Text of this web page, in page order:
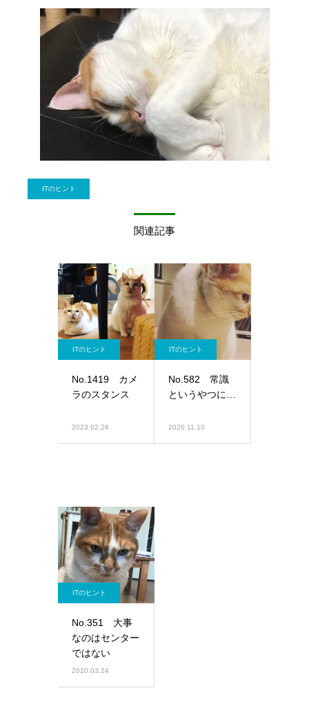
ITのヒント
関連記事
ITのヒント
No.1419 カメ
ラのスタンス
2023.02.26
ITのヒント
No.582 常識
というやつに…
2020.11.10
ITのヒント
No.351 大事
なのはセンター
ではない
2020.03.24